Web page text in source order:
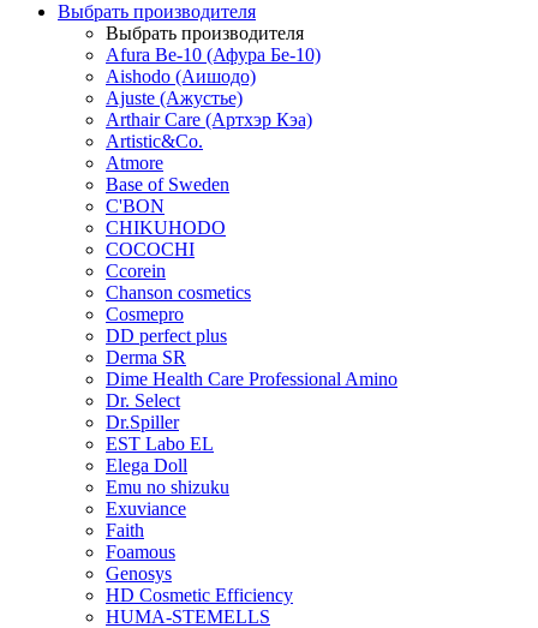
Выбрать производителя
Выбрать производителя
Afura Be-10 (Афура Бе-10)
Aishodo (Аишодо)
Ajuste (Ажустье)
Arthair Care (Артхэр Кэа)
Artistic&Co.
Atmore
Base of Sweden
C'BON
CHIKUHODO
COCOCHI
Ccorein
Chanson cosmetics
Cosmepro
DD perfect plus
Derma SR
Dime Health Care Professional Amino
Dr. Select
Dr.Spiller
EST Labo EL
Elega Doll
Emu no shizuku
Exuviance
Faith
Foamous
Genosys
HD Cosmetic Efficiency
HUMA-STEMELLS